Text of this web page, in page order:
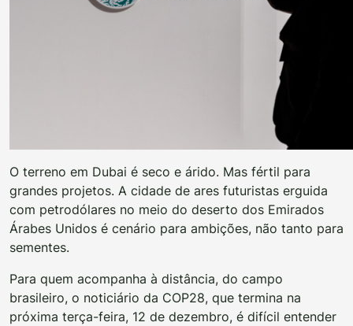
O terreno em Dubai é seco e árido. Mas fértil para
grandes projetos. A cidade de ares futuristas erguida
com petrodólares no meio do deserto dos Emirados
Árabes Unidos é cenário para ambições, não tanto para
sementes.
Para quem acompanha à distância, do campo
brasileiro, o noticiário da COP28, que termina na
próxima terça-feira, 12 de dezembro, é difícil entender